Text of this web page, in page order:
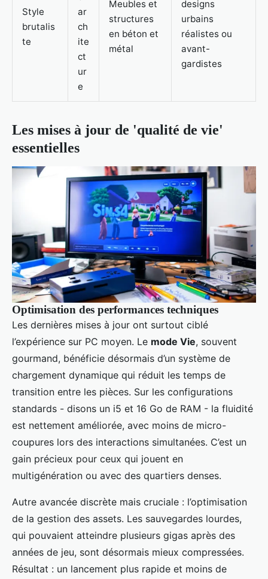
Style
brutalis
te
ar
ch
ite
ct
ur
e
Meubles et
structures
en béton et
métal
designs
urbains
réalistes ou
avant-
gardistes
Les mises à jour de 'qualité de vie'
essentielles
Optimisation des performances techniques
Les dernières mises à jour ont surtout ciblé
l’expérience sur PC moyen. Le mode Vie, souvent
gourmand, bénéficie désormais d’un système de
chargement dynamique qui réduit les temps de
transition entre les pièces. Sur les configurations
standards - disons un i5 et 16 Go de RAM - la fluidité
est nettement améliorée, avec moins de micro-
coupures lors des interactions simultanées. C’est un
gain précieux pour ceux qui jouent en
multigénération ou avec des quartiers denses.
Autre avancée discrète mais cruciale : l’optimisation
de la gestion des assets. Les sauvegardes lourdes,
qui pouvaient atteindre plusieurs gigas après des
années de jeu, sont désormais mieux compressées.
Résultat : un lancement plus rapide et moins de